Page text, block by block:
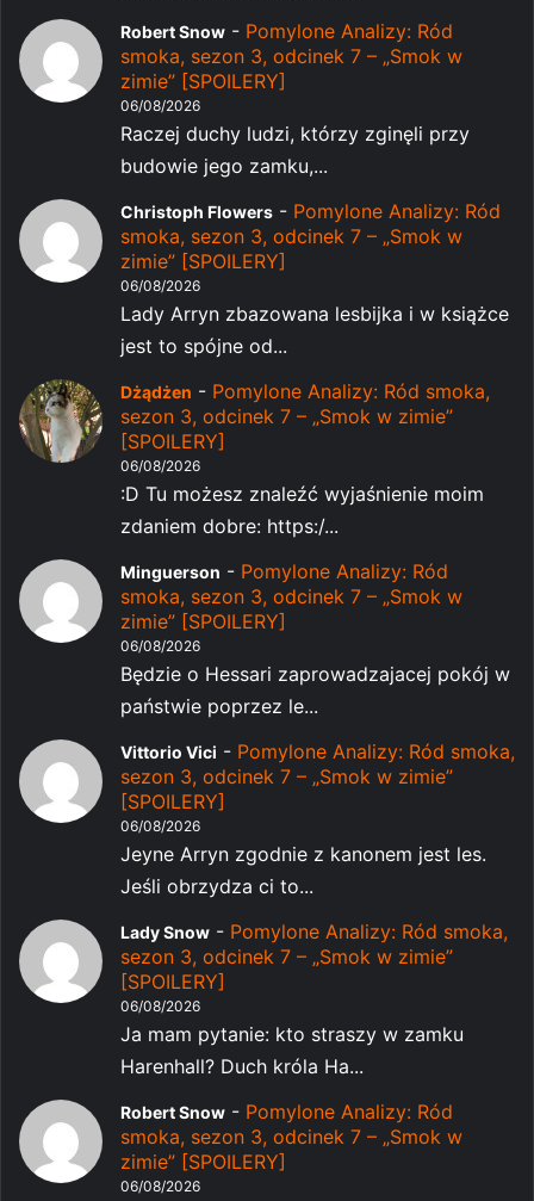
Robert Snow - Pomylone Analizy: Ród
smoka, sezon 3, odcinek 7 – „Smok w
zimie” [SPOILERY]
06/08/2026
Raczej duchy ludzi, którzy zginęli przy
budowie jego zamku,...
Christoph Flowers - Pomylone Analizy: Ród
smoka, sezon 3, odcinek 7 – „Smok w
zimie” [SPOILERY]
06/08/2026
Lady Arryn zbazowana lesbijka i w książce
jest to spójne od...
Dżądżen - Pomylone Analizy: Ród smoka,
sezon 3, odcinek 7 – „Smok w zimie”
[SPOILERY]
06/08/2026
:D Tu możesz znaleźć wyjaśnienie moim
zdaniem dobre: https:/...
Minguerson - Pomylone Analizy: Ród
smoka, sezon 3, odcinek 7 – „Smok w
zimie” [SPOILERY]
06/08/2026
Będzie o Hessari zaprowadzajacej pokój w
państwie poprzez le...
Vittorio Vici - Pomylone Analizy: Ród smoka,
sezon 3, odcinek 7 – „Smok w zimie”
[SPOILERY]
06/08/2026
Jeyne Arryn zgodnie z kanonem jest les.
Jeśli obrzydza ci to...
Lady Snow - Pomylone Analizy: Ród smoka,
sezon 3, odcinek 7 – „Smok w zimie”
[SPOILERY]
06/08/2026
Ja mam pytanie: kto straszy w zamku
Harenhall? Duch króla Ha...
Robert Snow - Pomylone Analizy: Ród
smoka, sezon 3, odcinek 7 – „Smok w
zimie” [SPOILERY]
06/08/2026